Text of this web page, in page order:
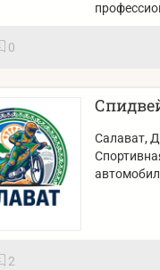
0
Салават,
2